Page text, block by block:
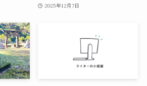
2025年12月7日